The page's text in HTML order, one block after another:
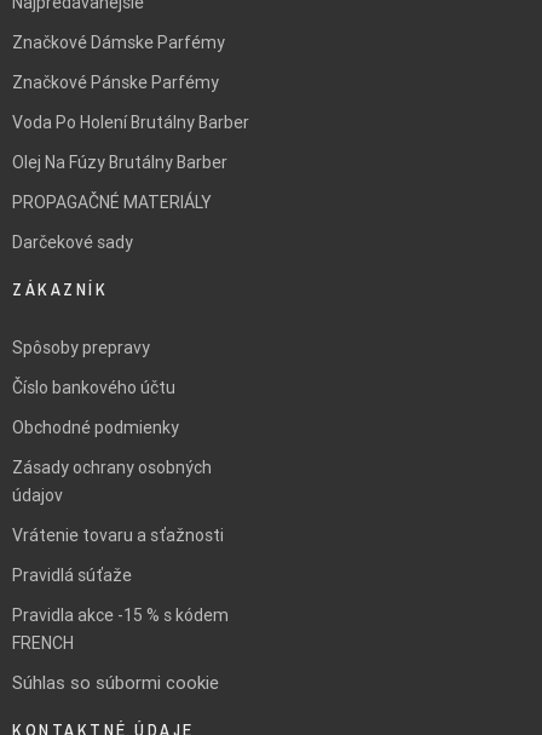
Značkové Dámske Parfémy
Značkové Pánske Parfémy
Voda Po Holení Brutálny Barber
Olej Na Fúzy Brutálny Barber
PROPAGAČNÉ MATERIÁLY
Darčekové sady
ZÁKAZNÍK
Spôsoby prepravy
Číslo bankového účtu
Obchodné podmienky
Zásady ochrany osobných
údajov
Vrátenie tovaru a sťažnosti
Pravidlá súťaže
Pravidla akce -15 % s kódem
FRENCH
Súhlas so súbormi cookie
KONTAKTNÉ ÚDAJE